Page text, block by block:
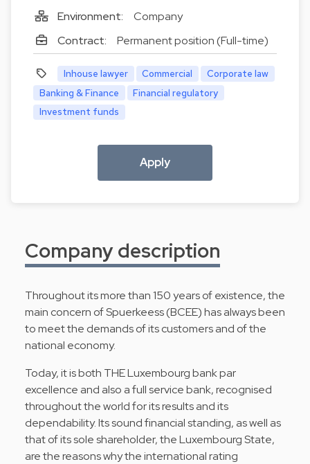
Environment:
Company
Contract:
Permanent position (Full-time)
Inhouse lawyer Commercial
Corporate law
Banking & Finance
Financial regulatory
Investment funds
Apply
Company description
Throughout its more than 150 years of existence, the
main concern of Spuerkeess (BCEE) has always been
to meet the demands of its customers and of the
national economy.
Today, it is both THE Luxembourg bank par
excellence and also a full service bank, recognised
throughout the world for its results and its
dependability. Its sound financial standing, as well as
that of its sole shareholder, the Luxembourg State,
are the reasons why the international rating